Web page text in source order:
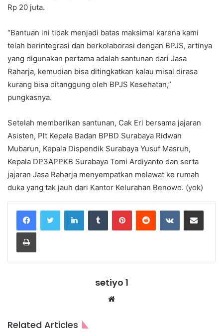
Rp 20 juta.
“Bantuan ini tidak menjadi batas maksimal karena kami
telah berintegrasi dan berkolaborasi dengan BPJS, artinya
yang digunakan pertama adalah santunan dari Jasa
Raharja, kemudian bisa ditingkatkan kalau misal dirasa
kurang bisa ditanggung oleh BPJS Kesehatan,”
pungkasnya.
Setelah memberikan santunan, Cak Eri bersama jajaran
Asisten, Plt Kepala Badan BPBD Surabaya Ridwan
Mubarun, Kepala Dispendik Surabaya Yusuf Masruh,
Kepala DP3APPKB Surabaya Tomi Ardiyanto dan serta
jajaran Jasa Raharja menyempatkan melawat ke rumah
duka yang tak jauh dari Kantor Kelurahan Benowo. (yok)
LinkedInTumblr PinterestReddit VKontakteShare via Email
Print
setiyo 1
Website
Related Articles